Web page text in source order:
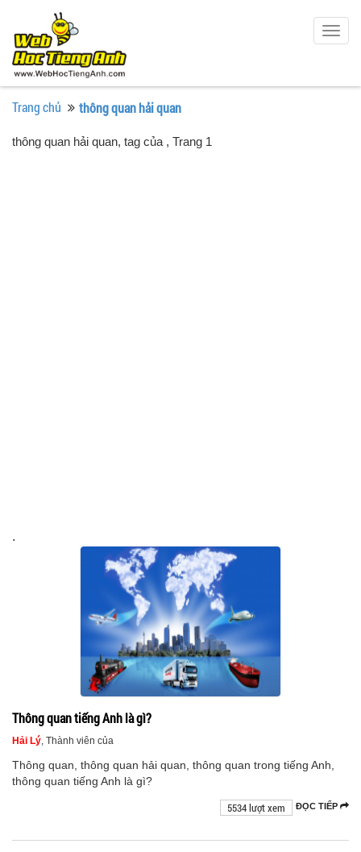
Trang chủ thông quan hải quan
thông quan hải quan, tag của , Trang 1
.
Thông quan tiếng Anh là gì?
Hải Lý , Thành viên của
Thông quan, thông quan hải quan, thông quan trong tiếng Anh,
thông quan tiếng Anh là gì?
ĐỌC TIẾP
5534 lượt xem